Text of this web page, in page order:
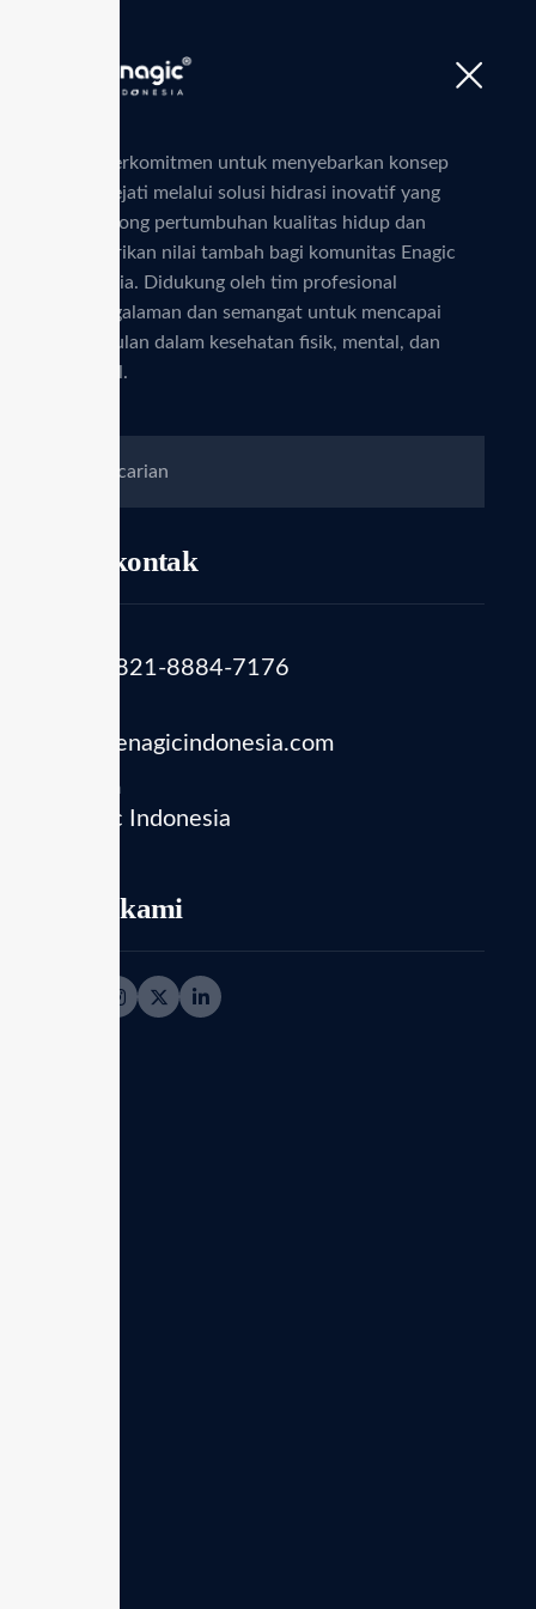
Produk
Kami berkomitmen untuk menyebarkan konsep
sehat sejati melalui solusi hidrasi inovatif yang
mendorong pertumbuhan kualitas hidup dan
memberikan nilai tambah bagi komunitas Enagic
Indonesia. Didukung oleh tim profesional
berpengalaman dan semangat untuk mencapai
keunggulan dalam kesehatan fisik, mental, dan
finansial.
Info kontak
(+62) 821-8884-7176
info@enagicindonesia.com
Location
Enagic Indonesia
Ikuti kami
Syarat &
mengatur panduan resmi layanan,
prosedur transaksi, dan komitmen bagi